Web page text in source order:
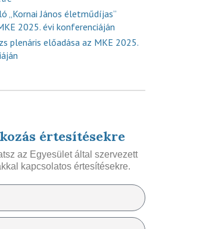
„Kornai János életműdíjas”
2025. évi konferenciáján
plenáris előadása az MKE 2025.
értesítésekre
az Egyesület által szervezett
kapcsolatos értesítésekre.